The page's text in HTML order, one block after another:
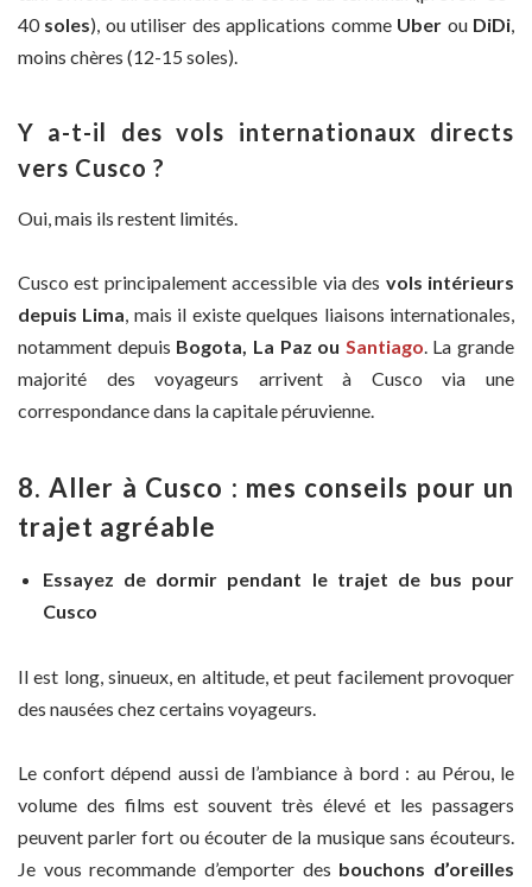
40soles), ou utiliser des applications comme Uber ou DiDi,
moins chères (12-15 soles).
Y a-t-il des vols internationaux directs
vers Cusco ?
Oui, mais ils restent limités.
Cusco est principalement accessible via des vols intérieurs
depuis Lima, mais il existe quelques liaisons internationales,
notamment depuis Bogota, La Paz ou Santiago. La grande
majorité des voyageurs arrivent à Cusco via une
correspondance dans la capitale péruvienne.
8. Aller à Cusco : mes conseils pour un
trajet agréable
Essayez de dormir pendant le trajet de bus pour
Cusco
Il est long, sinueux, en altitude, et peut facilement provoquer
des nausées chez certains voyageurs.
Le confort dépend aussi de l’ambiance à bord : au Pérou, le
volume des films est souvent très élevé et les passagers
peuvent parler fort ou écouter de la musique sans écouteurs.
Je vous recommande d’emporter des bouchons d’oreilles